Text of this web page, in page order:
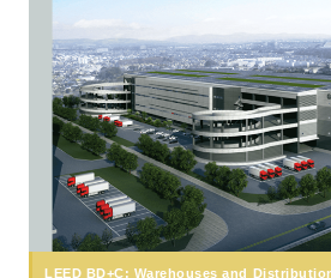
LEED BD+C: Warehouses and